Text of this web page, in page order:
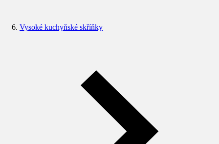
Vysoké kuchyňské skříňky